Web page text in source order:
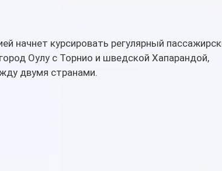
начнет курсировать регулярный
Оулу с Торнио и шведской Хапарандой,
двумя странами.